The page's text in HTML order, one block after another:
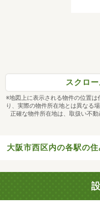
スクロ
※地図上に表示される物件の位置
り、実際の物件所在地とは異なる
正確な物件所在地は、取扱い不動
大阪市西区内の各駅の住